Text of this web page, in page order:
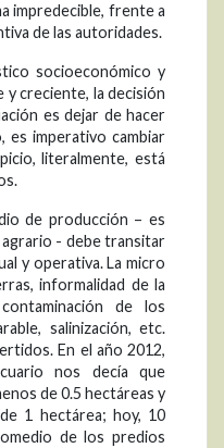
impredecible, frente a
de las autoridades.
socioeconómico y
creciente, la decisión
es dejar de hacer
es imperativo cambiar
literalmente, está
de producción – es
- debe transitar
y operativa. La micro
informalidad de la
de los
salinización, etc.
En el año 2012,
nos decía que
de 0.5 hectáreas y
1 hectárea; hoy, 10
de los predios